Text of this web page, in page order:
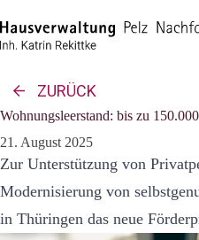
Inhalt
springen
ZURÜCK
Wohnungsleerstand: bis zu
21. August 2025
Zur Unterstützung von
Modernisierung von
in Thüringen das neue